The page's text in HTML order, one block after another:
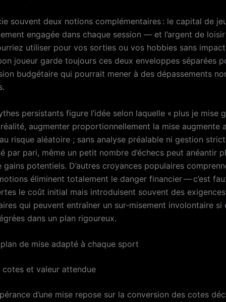
souvent deux notions complémentaires : le capital de
engagée dans chaque session — et l’argent de
utiliser pour vos sorties ou vos hobbies sans
joueur garde toujours ces deux enveloppes séparées
budgétaire qui pourrait mener à des dépassements
persistants figure l’idée selon laquelle « plus je mise
augmenter proportionnellement la mise augmente
risque aléatoire ; sans analyse préalable ni gestion
par pari, même un petit nombre d’échecs peut anéantir
gains potentiels. D’autres croyances populaires
éliminent totalement le danger financier — c’est
le coût initial mais introduisent souvent des exigences
qui peuvent entraîner un sur‑misement involontaire si
dans un plan rigoureux.​
de mise adapté à chaque sport
cotes et valeur attendue
d’une mise repose sur la conversion des cotes